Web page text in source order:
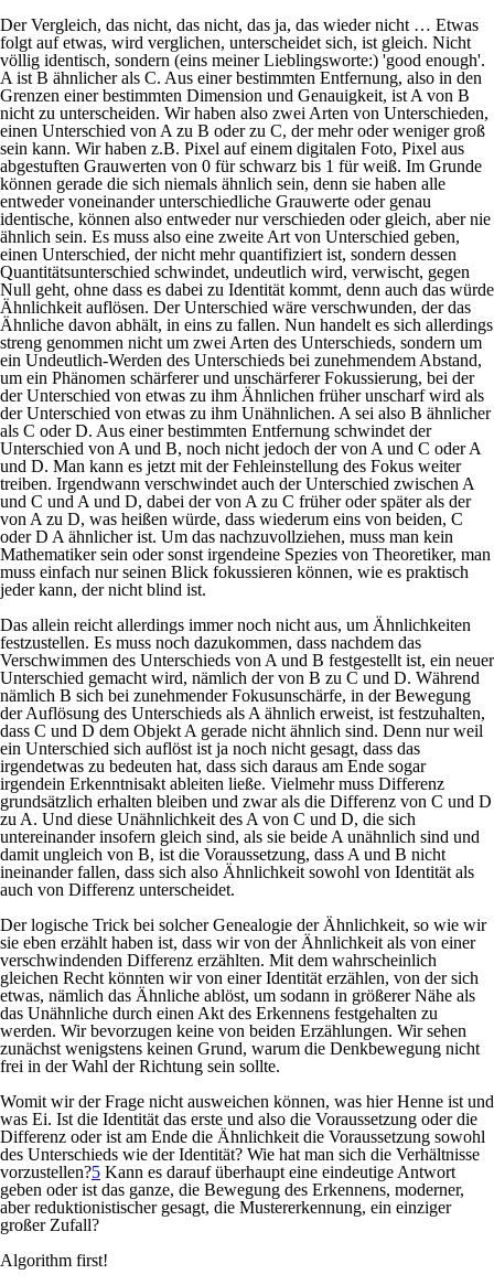
Der Vergleich, das nicht, das nicht, das ja, das wieder nicht … Etwas
folgt auf etwas, wird verglichen, unterscheidet sich, ist gleich. Nicht
völlig identisch, sondern (eins meiner Lieblingsworte:) 'good enough'.
A ist B ähnlicher als C. Aus einer bestimmten Entfernung, also in den
Grenzen einer bestimmten Dimension und Genauigkeit, ist A von B
nicht zu unterscheiden. Wir haben also zwei Arten von Unterschieden,
einen Unterschied von A zu B oder zu C, der mehr oder weniger groß
sein kann. Wir haben z.B. Pixel auf einem digitalen Foto, Pixel aus
abgestuften Grauwerten von 0 für schwarz bis 1 für weiß. Im Grunde
können gerade die sich niemals ähnlich sein, denn sie haben alle
entweder voneinander unterschiedliche Grauwerte oder genau
identische, können also entweder nur verschieden oder gleich, aber nie
ähnlich sein. Es muss also eine zweite Art von Unterschied geben,
einen Unterschied, der nicht mehr quantifiziert ist, sondern dessen
Quantitätsunterschied schwindet, undeutlich wird, verwischt, gegen
Null geht, ohne dass es dabei zu Identität kommt, denn auch das würde
Ähnlichkeit auflösen. Der Unterschied wäre verschwunden, der das
Ähnliche davon abhält, in eins zu fallen. Nun handelt es sich allerdings
streng genommen nicht um zwei Arten des Unterschieds, sondern um
ein Undeutlich-Werden des Unterschieds bei zunehmendem Abstand,
um ein Phänomen schärferer und unschärferer Fokussierung, bei der
der Unterschied von etwas zu ihm Ähnlichen früher unscharf wird als
der Unterschied von etwas zu ihm Unähnlichen. A sei also B ähnlicher
als C oder D. Aus einer bestimmten Entfernung schwindet der
Unterschied von A und B, noch nicht jedoch der von A und C oder A
und D. Man kann es jetzt mit der Fehleinstellung des Fokus weiter
treiben. Irgendwann verschwindet auch der Unterschied zwischen A
und C und A und D, dabei der von A zu C früher oder später als der
von A zu D, was heißen würde, dass wiederum eins von beiden, C
oder D A ähnlicher ist. Um das nachzuvollziehen, muss man kein
Mathematiker sein oder sonst irgendeine Spezies von Theoretiker, man
muss einfach nur seinen Blick fokussieren können, wie es praktisch
jeder kann, der nicht blind ist.
Das allein reicht allerdings immer noch nicht aus, um Ähnlichkeiten
festzustellen. Es muss noch dazukommen, dass nachdem das
Verschwimmen des Unterschieds von A und B festgestellt ist, ein neuer
Unterschied gemacht wird, nämlich der von B zu C und D. Während
nämlich B sich bei zunehmender Fokusunschärfe, in der Bewegung
der Auflösung des Unterschieds als A ähnlich erweist, ist festzuhalten,
dass C und D dem Objekt A gerade nicht ähnlich sind. Denn nur weil
ein Unterschied sich auflöst ist ja noch nicht gesagt, dass das
irgendetwas zu bedeuten hat, dass sich daraus am Ende sogar
irgendein Erkenntnisakt ableiten ließe. Vielmehr muss Differenz
grundsätzlich erhalten bleiben und zwar als die Differenz von C und D
zu A. Und diese Unähnlichkeit des A von C und D, die sich
untereinander insofern gleich sind, als sie beide A unähnlich sind und
damit ungleich von B, ist die Voraussetzung, dass A und B nicht
ineinander fallen, dass sich also Ähnlichkeit sowohl von Identität als
auch von Differenz unterscheidet.
Der logische Trick bei solcher Genealogie der Ähnlichkeit, so wie wir
sie eben erzählt haben ist, dass wir von der Ähnlichkeit als von einer
verschwindenden Differenz erzählten. Mit dem wahrscheinlich
gleichen Recht könnten wir von einer Identität erzählen, von der sich
etwas, nämlich das Ähnliche ablöst, um sodann in größerer Nähe als
das Unähnliche durch einen Akt des Erkennens festgehalten zu
werden. Wir bevorzugen keine von beiden Erzählungen. Wir sehen
zunächst wenigstens keinen Grund, warum die Denkbewegung nicht
frei in der Wahl der Richtung sein sollte.
Womit wir der Frage nicht ausweichen können, was hier Henne ist und
was Ei. Ist die Identität das erste und also die Voraussetzung oder die
Differenz oder ist am Ende die Ähnlichkeit die Voraussetzung sowohl
des Unterschieds wie der Identität? Wie hat man sich die Verhältnisse
vorzustellen?5 Kann es darauf überhaupt eine eindeutige Antwort
geben oder ist das ganze, die Bewegung des Erkennens, moderner,
aber reduktionistischer gesagt, die Mustererkennung, ein einziger
großer Zufall?
Algorithm first!